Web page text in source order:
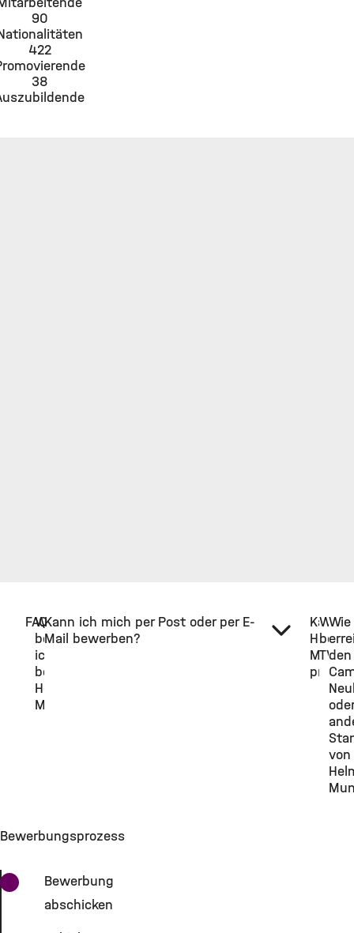
90
422
38
FAQ
Wie
bewerbe
ich mich
bei
Helmholtz
Munich?
Kann ich mich per Post oder per E-
Mail bewerben?
Kann
Munich
Was
Wie
den
oder
von
Bewerbungsprozess
Bewerbung
abschicken